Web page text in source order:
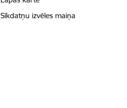
Sīkdatņu izvēles maiņa